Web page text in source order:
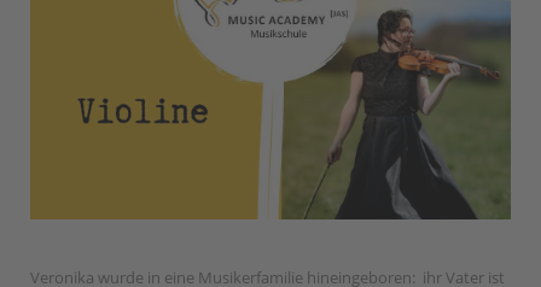
Veronika wurde in eine Musikerfamilie hineingeboren: ihr Vater ist